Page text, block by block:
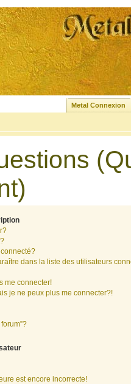
Metal Connexion
dans la liste des utilisateurs
me connecter!
je ne peux plus me connecter?!
est encore incorrecte!